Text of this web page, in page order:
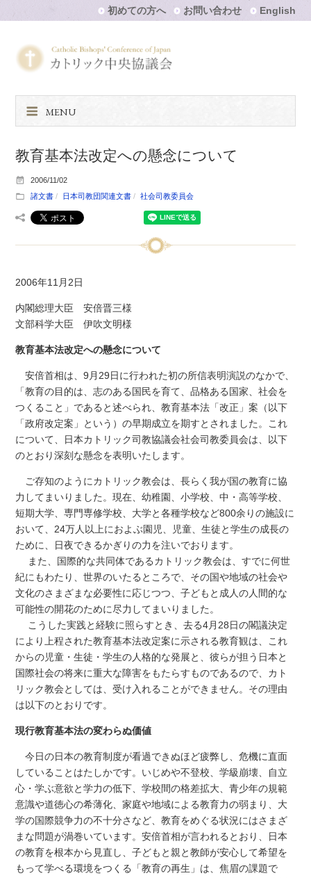
初めての方へ お問い合わせ English
MENU
教育基本法改定への懸念について
2006/11/02
諸文書
日本司教団関連文書 社会司教委員会
2006年11月2日
内閣総理大臣 安倍晋三様
文部科学大臣 伊吹文明様
教育基本法改定への懸念について
安倍首相は、9月29日に行われた初の所信表明演説のなかで、
「教育の目的は、志のある国民を育て、品格ある国家、社会を
つくること」であると述べられ、教育基本法「改正」案（以下
「政府改定案」という）の早期成立を期すとされました。これ
について、日本カトリック司教協議会社会司教委員会は、以下
のとおり深刻な懸念を表明いたします。
ご存知のようにカトリック教会は、長らく我が国の教育に協
力してまいりました。現在、幼稚園、小学校、中・高等学校、
短期大学、専門専修学校、大学と各種学校など800余りの施設に
おいて、24万人以上におよぶ園児、児童、生徒と学生の成長の
ために、日夜できるかぎりの力を注いでおります。
また、国際的な共同体であるカトリック教会は、すでに何世
紀にもわたり、世界のいたるところで、その国や地域の社会や
文化のさまざまな必要性に応じつつ、子どもと成人の人間的な
可能性の開花のために尽力してまいりました。
こうした実践と経験に照らすとき、去る4月28日の閣議決定
により上程された教育基本法改定案に示される教育観は、これ
からの児童・生徒・学生の人格的な発展と、彼らが担う日本と
国際社会の将来に重大な障害をもたらすものであるので、カト
リック教会としては、受け入れることができません。その理由
は以下のとおりです。
現行教育基本法の変わらぬ価値
今日の日本の教育制度が看過できぬほど疲弊し、危機に直面
していることはたしかです。いじめや不登校、学級崩壊、自立
心・学ぶ意欲と学力の低下、学校間の格差拡大、青少年の規範
意識や道徳心の希薄化、家庭や地域による教育力の弱まり、大
学の国際競争力の不十分さなど、教育をめぐる状況にはさまざ
まな問題が渦巻いています。安倍首相が言われるとおり、日本
の教育を根本から見直し、子どもと親と教師が安心して希望を
もって学べる環境をつくる「教育の再生」は、焦眉の課題で